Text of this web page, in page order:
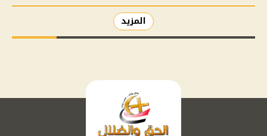
المزيد